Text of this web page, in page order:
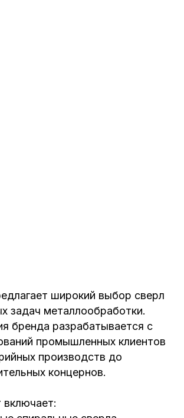
широкий выбор сверл
задач металлообработки.
бренда разрабатывается с
промышленных клиентов
производств до
концернов.